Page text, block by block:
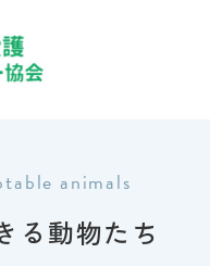
animals
る動物たち